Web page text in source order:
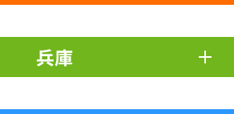
兵庫